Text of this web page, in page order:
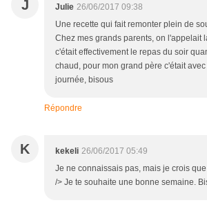
J Julie 26/06/2017 09:38
Une recette qui fait remonter plein de
Chez mes grands parents, on l'appelait
c'était effectivement le repas du soir
chaud, pour mon grand père c'était
journée, bisous
Répondre
K kekeli 26/06/2017 05:49
Je ne connaissais pas, mais je crois
/> Je te souhaite une bonne semaine.